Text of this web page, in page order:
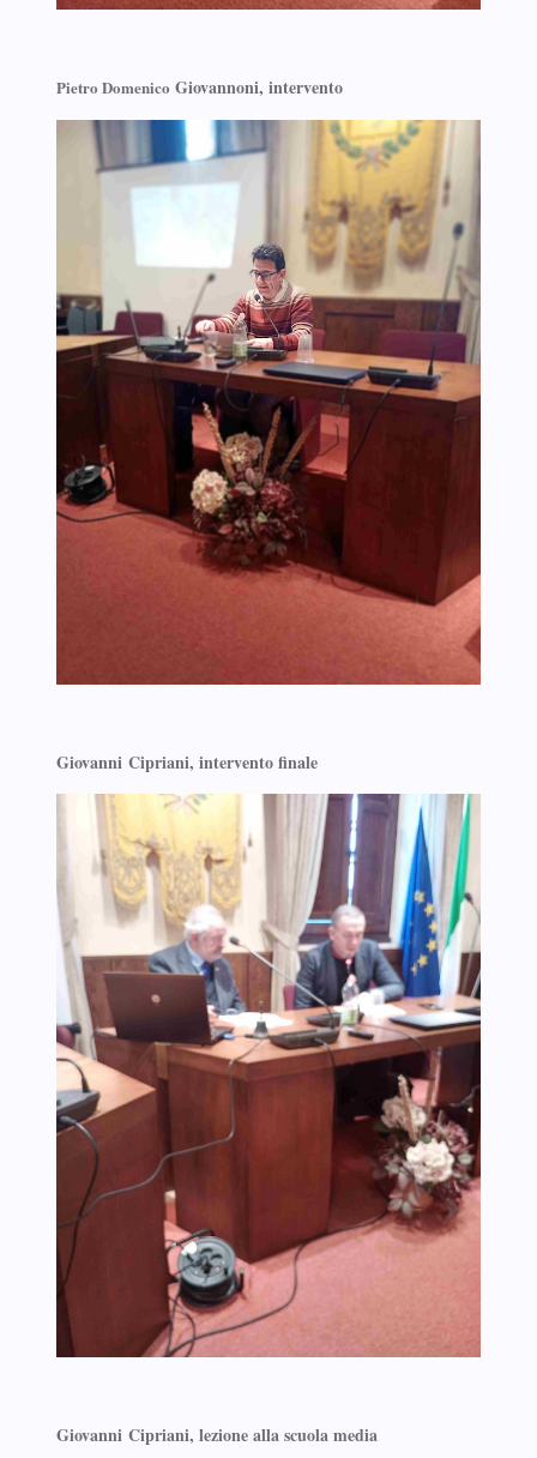
Pietro Domenico Giovannoni, intervento
Giovanni Cipriani, intervento finale
Giovanni Cipriani, lezione alla scuola media